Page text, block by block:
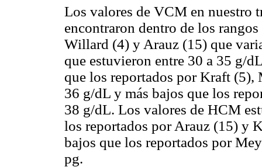
Los valores de VCM en nuestro
encontraron dentro de los
Willard (4) y Arauz (15) que
que estuvieron entre 30 a 35 g/
que los reportados por Kraft (5),
36 g/dL y más bajos que los
38 g/dL. Los valores de HCM
los reportados por Arauz (15) y
bajos que los reportados por
pg.